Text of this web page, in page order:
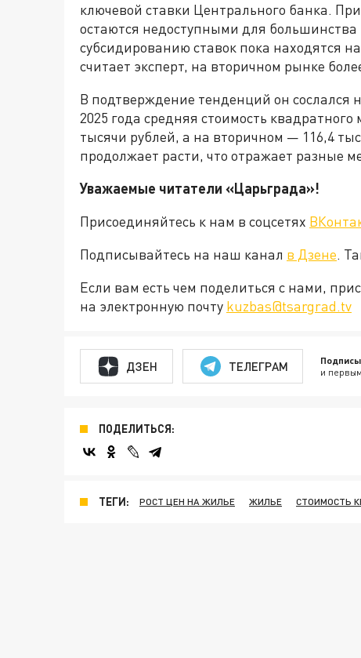
ключевой ставки Центрального банка.
остаются недоступными для
субсидированию ставок пока находятся
считает эксперт, на вторичном рынке
В подтверждение тенденций он сослался
2025 года средняя стоимость
тысячи рублей, а на вторичном — 116,4
продолжает расти, что отражает разные
Уважаемые читатели «Царьграда»!
Присоединяйтесь к нам в соцсетях
Подписывайтесь на наш канал в Дзене.
Если вам есть чем поделиться с нами,
на электронную почту kuzbas@tsargrad.tv
ДЗЕН ТЕЛЕГРАМ и
ПОДЕЛИТЬСЯ:
ТЕГИ: РОСТ ЦЕН НА ЖИЛЬЕ ЖИЛЬЕ СТОИМОСТЬ